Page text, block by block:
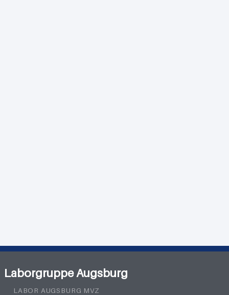
Laborgruppe Augsburg
LABOR AUGSBURG MVZ